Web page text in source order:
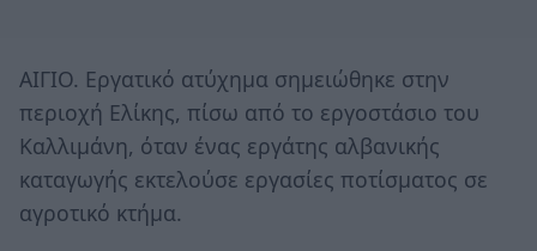
ΑΙΓΙΟ. Εργατικό ατύχημα σημειώθηκε στην
περιοχή Ελίκης, πίσω από το εργοστάσιο του
Καλλιμάνη, όταν ένας εργάτης αλβανικής
καταγωγής εκτελούσε εργασίες ποτίσματος σε
αγροτικό κτήμα.